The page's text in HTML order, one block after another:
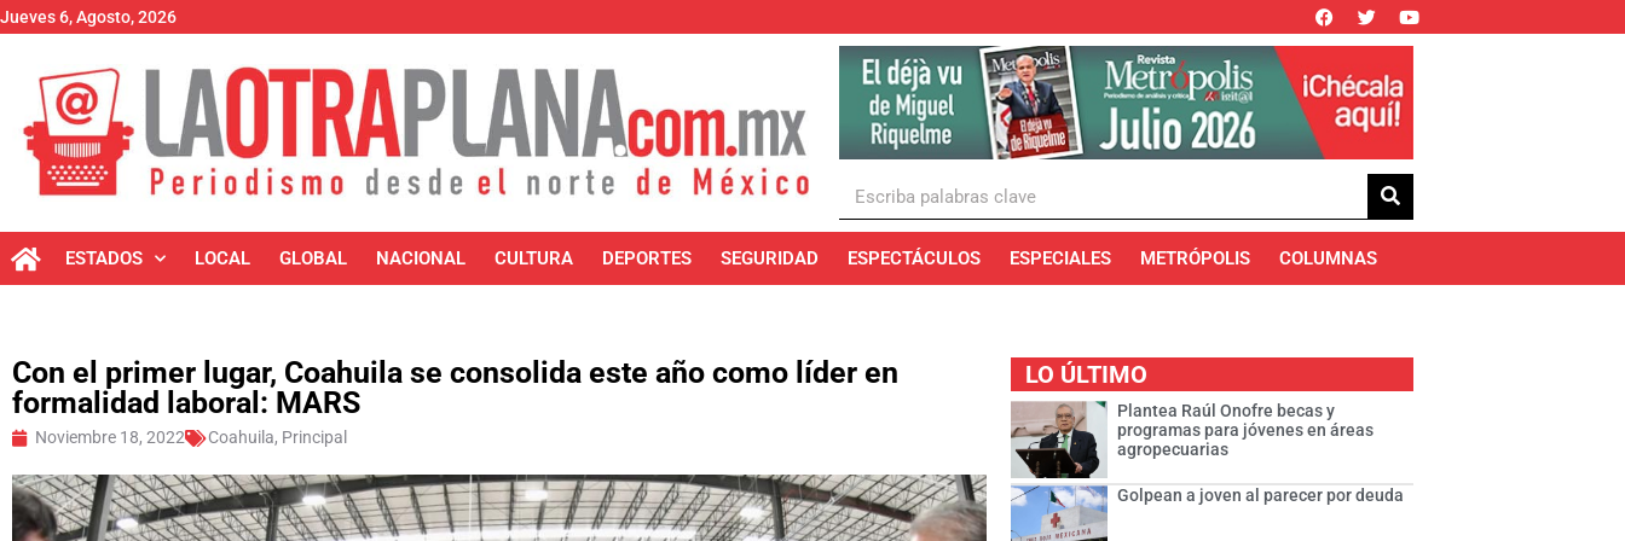
Jueves 6, Agosto, 2026
ESTADOS LOCAL GLOBAL NACIONAL CULTURA DEPORTES SEGURIDAD ESPECTÁCULOS ESPECIALES METRÓPOLIS COLUMNAS
Con el primer lugar, Coahuila se consolida este año como líder en
formalidad laboral: MARS
Noviembre 18, 2022 Coahuila, Principal
LO ÚLTIMO
Plantea Raúl Onofre becas y
programas para jóvenes en áreas
agropecuarias
Golpean a joven al parecer por deuda